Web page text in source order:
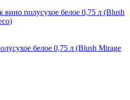
белое 0,75 л (Blush Mirage